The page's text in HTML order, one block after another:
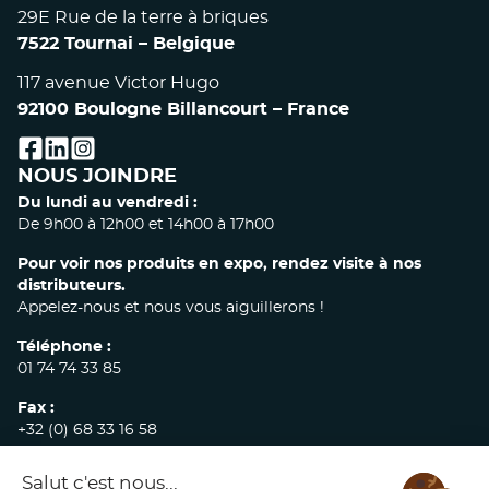
29E Rue de la terre à briques
7522 Tournai – Belgique
117 avenue Victor Hugo
92100 Boulogne Billancourt – France
facebook
linkedin
instagram
NOUS JOINDRE
Du lundi au vendredi :
De 9h00 à 12h00 et 14h00 à 17h00
Pour voir nos produits en expo, rendez visite à nos
distributeurs.
Appelez-nous et nous vous aiguillerons !
Téléphone :
01 74 74 33 85
Fax :
+32 (0) 68 33 16 58